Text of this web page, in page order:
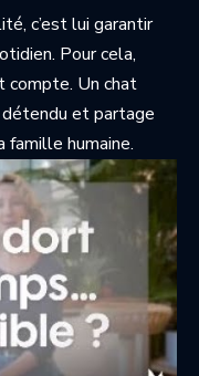
c’est lui garantir
Pour cela,
compte. Un chat
et partage
famille humaine.